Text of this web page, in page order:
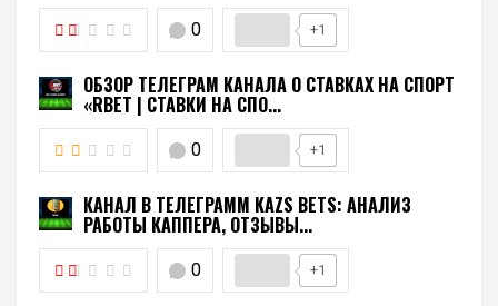
0 +1
ОБЗОР ТЕЛЕГРАМ КАНАЛА О СТАВКАХ НА СПОРТ
«RBET | СТАВКИ НА СПО...
0 +1
КАНАЛ В ТЕЛЕГРАММ KAZS BETS: АНАЛИЗ
РАБОТЫ КАППЕРА, ОТЗЫВЫ...
0 +1